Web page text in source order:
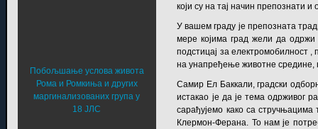
који су на тај начин препознати
У вашем граду је препозната
мере којима град жели да одржи
подстицај за електромобилност
на унапређење животне средине,
Самир Ел Баккали, градски
истакао је да је тема одрживог
сарађујемо како са
Клермон-Ферана. То нам је
Побољшање услова живота
Рома и Ромкиња и других
маргинализованих група у
18 ЈЛС